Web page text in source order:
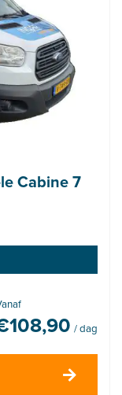
Cabine 7
108,90 / dag